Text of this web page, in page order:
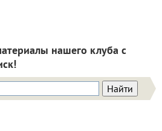
нашего клуба с